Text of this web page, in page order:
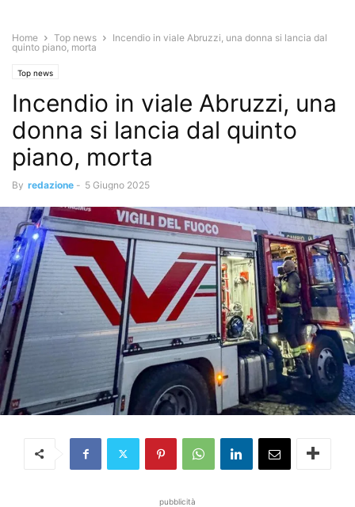
Home Top news
Incendio in viale Abruzzi, una donna si lancia dal
quinto piano, morta
Top news
Incendio in viale Abruzzi, una
donna si lancia dal quinto
piano, morta
By redazione - 5 Giugno 2025
pubblicità